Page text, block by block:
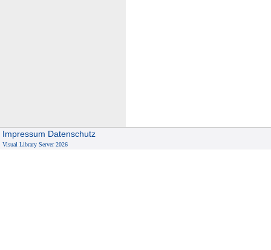
Impressum Datenschutz
Visual Library Server 2026